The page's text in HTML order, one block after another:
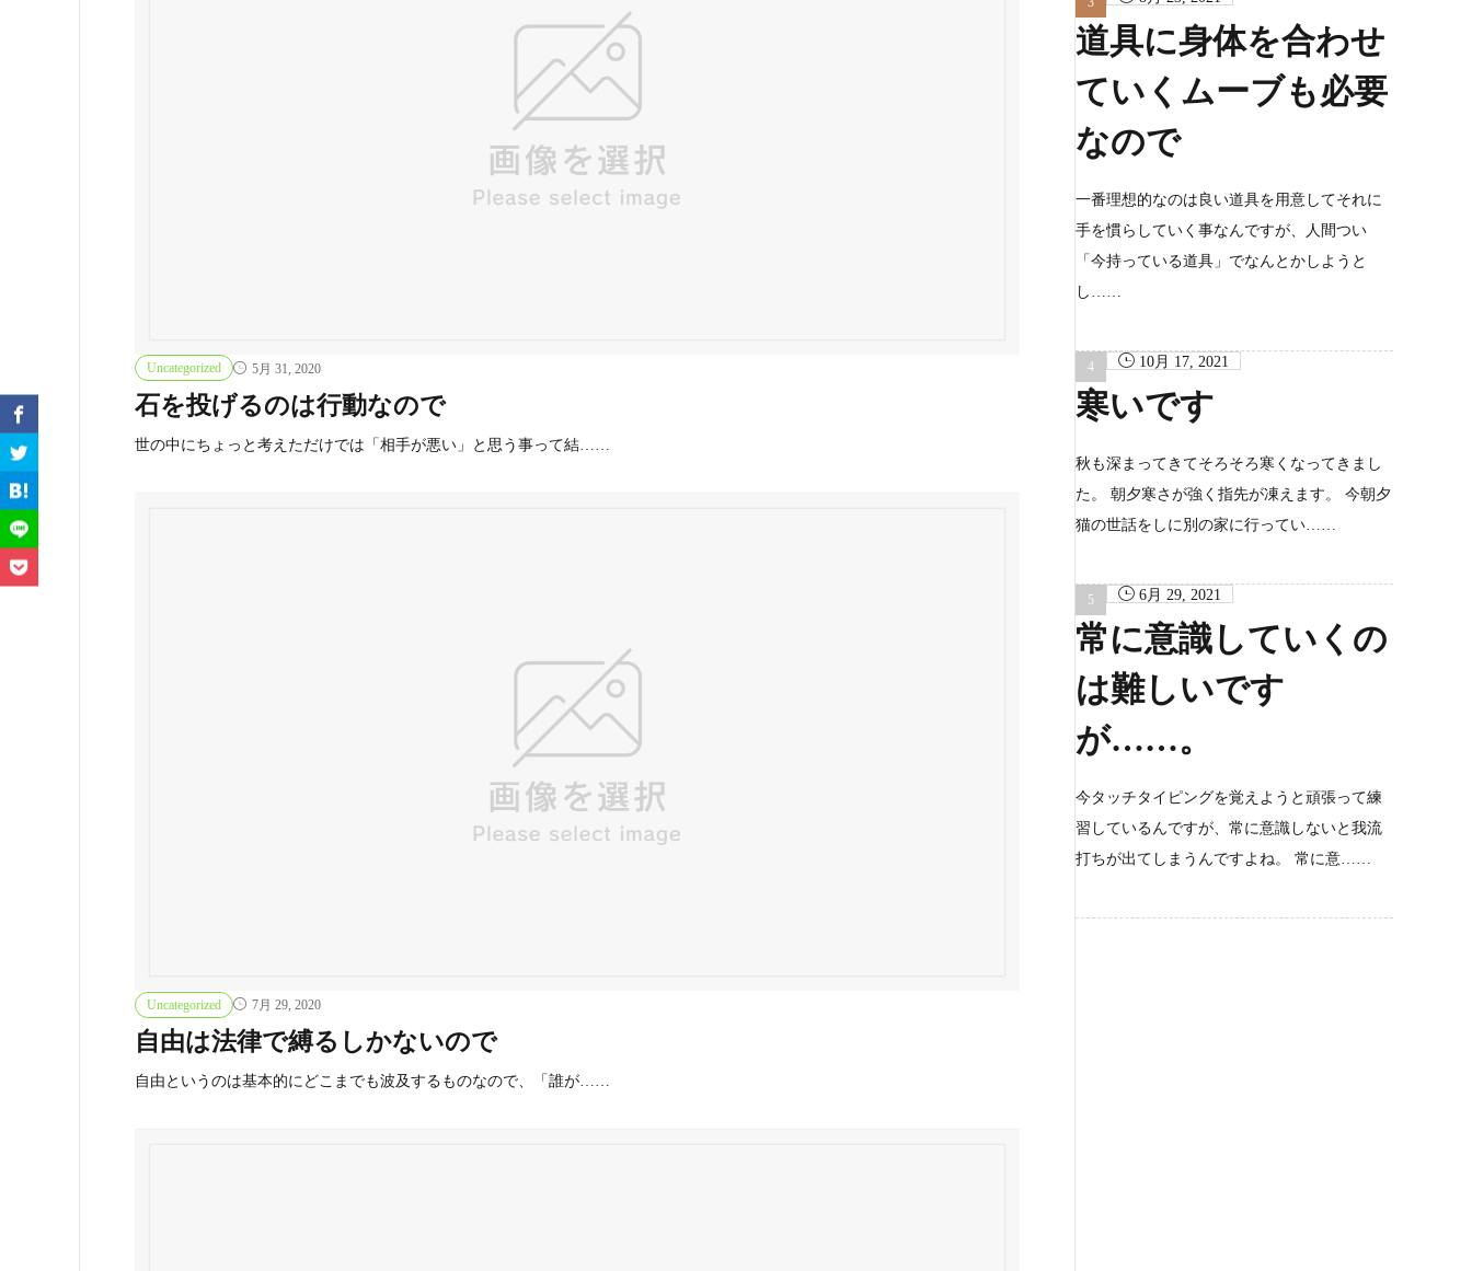
Uncategorized 5月 31, 2020
石を投げるのは行動なので
世の中にちょっと考えただけでは「相手が悪い」と思う事って結……
Uncategorized 7月 29, 2020
自由は法律で縛るしかないので
自由というのは基本的にどこまでも波及するものなので、「誰が……
道具に身体を合わせ
ていくムーブも必要
なので
一番理想的なのは良い道具を用意してそれに
手を慣らしていく事なんですが、人間つい
「今持っている道具」でなんとかしようと
し……
10月 17, 2021
寒いです
秋も深まってきてそろそろ寒くなってきまし
た。 朝夕寒さが強く指先が凍えます。 今朝夕
猫の世話をしに別の家に行ってい……
6月 29, 2021
常に意識していくの
は難しいです
が……。
今タッチタイピングを覚えようと頑張って練
習しているんですが、常に意識しないと我流
打ちが出てしまうんですよね。 常に意……